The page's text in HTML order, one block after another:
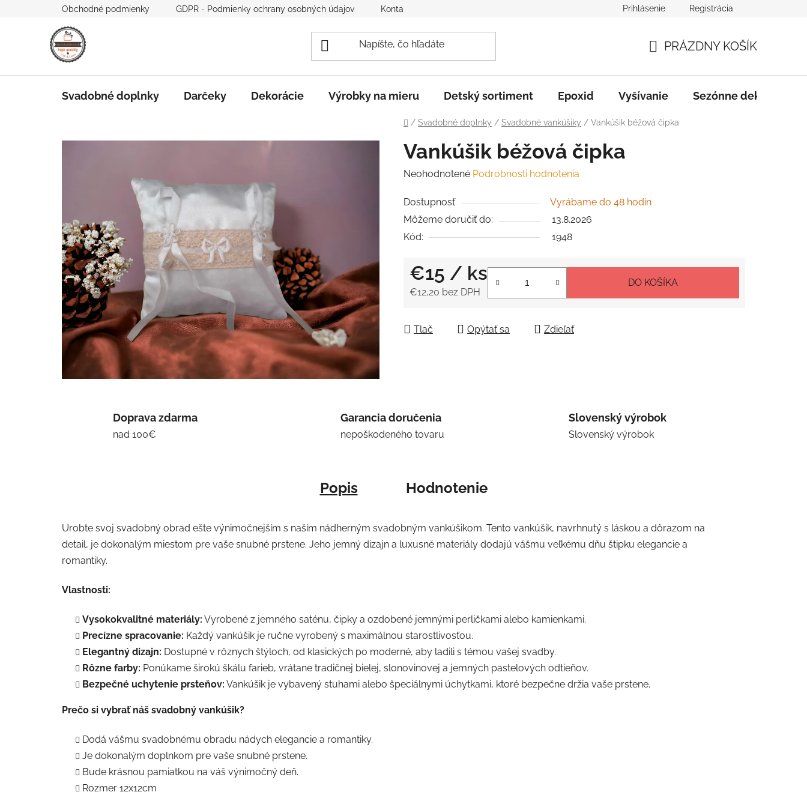
Obchodné podmienky GDPR - Podmienky ochrany osobných údajov Kontakt B2B Spolupráca
Prihlásenie Registrácia
KOŠÍK
PRÁZDNY KOŠÍK
Svadobné doplnky Darčeky Dekorácie Výrobky na mieru Detský sortiment Epoxid Vyšívanie Sezónne dekorácie
Domov
/ Svadobné doplnky / Svadobné vankúšiky / Vankúšik béžová čipka
Vankúšik béžová čipka
Priemerné
produktu
je
0,0
hviezdičiek.
Neohodnotené Podrobnosti hodnotenia
Dostupnosť
Vyrábame do 48 hodín
Môžeme doručiť do:
13.8.2026
Kód:
1948
€15 / ks
€12,20 bez DPH
DO KOŠÍKA
Tlač Opýtať sa Zdieľať
Doprava zdarma
nad 100€
Garancia doručenia
nepoškodeného tovaru
Slovenský výrobok
Slovenský výrobok
Popis Hodnotenie
Urobte svoj svadobný obrad ešte výnimočnejším s naším nádherným svadobným vankúšikom. Tento vankúšik, navrhnutý s láskou a dôrazom na
detail, je dokonalým miestom pre vaše snubné prstene. Jeho jemný dizajn a luxusné materiály dodajú vášmu veľkému dňu štipku elegancie a
romantiky.
Vlastnosti:
Vysokokvalitné materiály: Vyrobené z jemného saténu, čipky a ozdobené jemnými perličkami alebo kamienkami.
Precízne spracovanie: Každý vankúšik je ručne vyrobený s maximálnou starostlivosťou.
Elegantný dizajn: Dostupné v rôznych štýloch, od klasických po moderné, aby ladili s témou vašej svadby.
Rôzne farby: Ponúkame širokú škálu farieb, vrátane tradičnej bielej, slonovinovej a jemných pastelových odtieňov.
Bezpečné uchytenie prsteňov: Vankúšik je vybavený stuhami alebo špeciálnymi úchytkami, ktoré bezpečne držia vaše prstene.
Prečo si vybrať náš svadobný vankúšik?
Dodá vášmu svadobnému obradu nádych elegancie a romantiky.
Je dokonalým doplnkom pre vaše snubné prstene.
Bude krásnou pamiatkou na váš výnimočný deň.
Rozmer 12x12cm